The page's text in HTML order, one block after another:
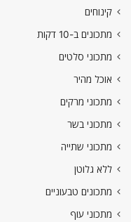
קינוחים
מתכונים ב-10 דקות
מתכוני סלטים
אוכל מהיר
מתכוני מרקים
מתכוני בשר
מתכוני שתייה
ללא גלוטן
מתכונים טבעוניים
מתכוני עוף